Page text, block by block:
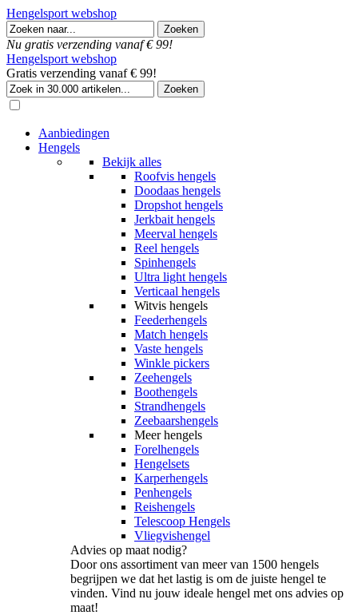
Hengelsport webshop
Nu gratis verzending vanaf € 99!
Hengelsport webshop
Gratis verzending vanaf € 99!
Aanbiedingen
Hengels
Bekijk alles
Roofvis hengels
Doodaas hengels
Dropshot hengels
Jerkbait hengels
Meerval hengels
Reel hengels
Spinhengels
Ultra light hengels
Verticaal hengels
Witvis hengels
Feederhengels
Match hengels
Vaste hengels
Winkle pickers
Zeehengels
Boothengels
Strandhengels
Zeebaarshengels
Meer hengels
Forelhengels
Hengelsets
Karperhengels
Penhengels
Reishengels
Telescoop Hengels
Vliegvishengel
Advies op maat nodig?
Door ons assortiment van meer van 1500 hengels
begrijpen we dat het lastig is om de juiste hengel te
vinden. Vind nu jouw ideale hengel met ons advies op
maat!